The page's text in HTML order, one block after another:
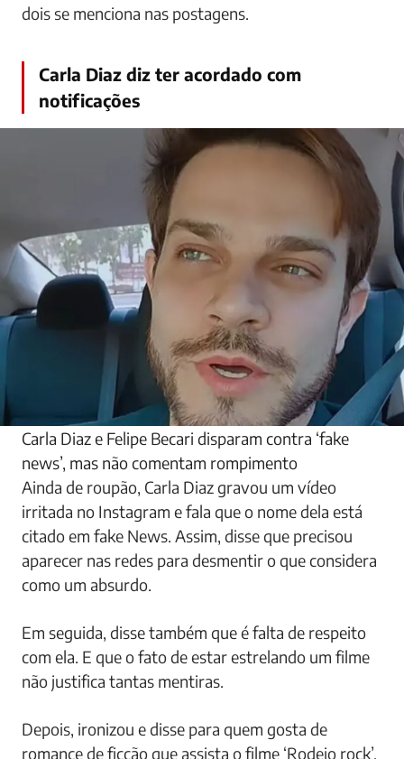
dois se menciona nas postagens.
Carla Diaz diz ter acordado com
notificações
Carla Diaz e Felipe Becari disparam contra ‘fake
news’, mas não comentam rompimento
Ainda de roupão, Carla Diaz gravou um vídeo
irritada no Instagram e fala que o nome dela está
citado em fake News. Assim, disse que precisou
aparecer nas redes para desmentir o que considera
como um absurdo.
Em seguida, disse também que é falta de respeito
com ela. E que o fato de estar estrelando um filme
não justifica tantas mentiras.
Depois, ironizou e disse para quem gosta de
romance de ficção que assista o filme ‘Rodeio rock’,